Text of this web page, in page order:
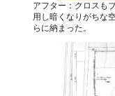
アフター：クロスも
用し暗くなりがちな
らに納まった。